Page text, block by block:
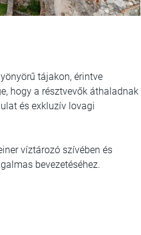
tájakon, érintve
hogy a résztvevők áthaladnak
és exkluzív lovagi
víztározó szívében és
bevezetéséhez.